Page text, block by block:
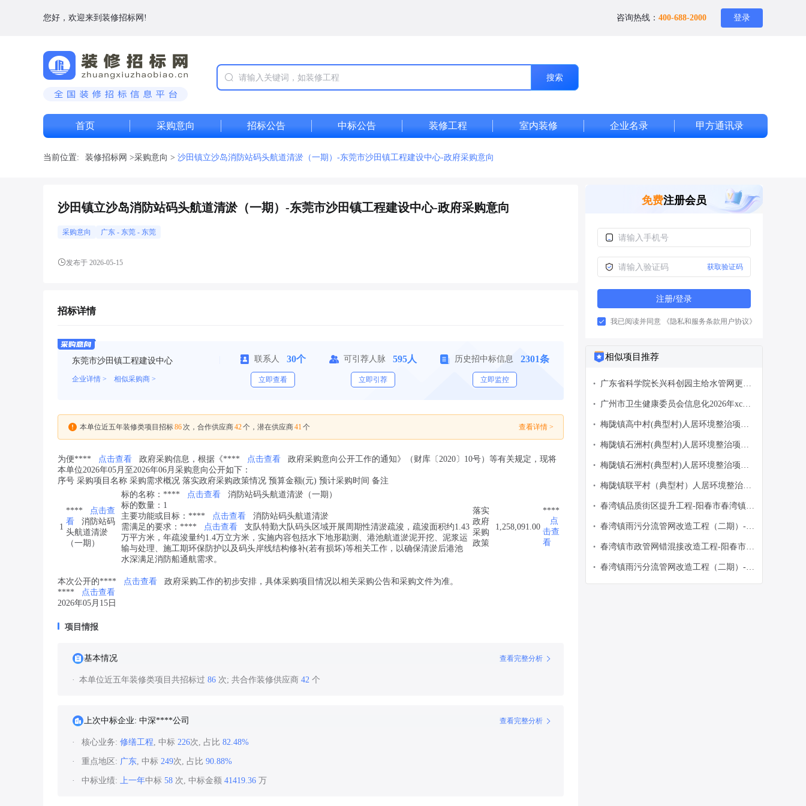
您好，欢迎来到装修招标网! 咨询热线： 400-688-2000 登录
搜索
首页 采购意向 招标公告 中标公告 装修工程 室内装修 企业名录 甲方通讯录
当前位置: 装修招标网 >采购意向 > 沙田镇立沙岛消防站码头航道清淤（一期）-东莞市沙田镇工程建设中心-政府采购意向
沙田镇立沙岛消防站码头航道清淤（一期）-东莞市沙田镇工程建设中心-政府采购意向
采购意向 广东 - 东莞 - 东莞
发布于 2026-05-15
招标详情
东莞市沙田镇工程建设中心
企业详情 > 相似采购商 >
联系人 30个
立即查看
可引荐人脉 595人
立即引荐
历史招中标信息 2301条
立即监控
本单位近五年装修类项目招标86 次，合作供应商42个，潜在供应商41 个 查看详情 >
为便**** 点击查看 政府采购信息，根据《**** 点击查看
政府采购意向公开工作的通知》（财库〔2020〕10号）等有关规定，现将
本单位2026年05月至2026年06月采购意向公开如下：
序号 采购项目名称 采购需求概况 落实政府采购政策情况 预算金额(元) 预计采购时间 备注
1
****
点击查
看
消防站码
头航道清淤
（一期）
标的名称：**** 点击查看
消防站码头航道清淤（一期）
标的数量：1
主要功能或目标：****
点击查看
消防站码头航道清淤
需满足的要求：****
点击查看
支队特勤大队码头区域开展周期性清淤疏浚，疏浚面积约1.43
万平方米，年疏浚量约1.4万立方米，实施内容包括水下地形勘测、港池航道淤泥开挖、泥浆运
输与处理、施工期环保防护以及码头岸线结构修补(若有损坏)等相关工作，以确保清淤后港池
水深满足消防船通航需求。
落实
政府
采购
政策
1,258,091.00
****
点
击查
看
本次公开的**** 点击查看
政府采购工作的初步安排，具体采购项目情况以相关采购公告和采购文件为准。
****
点击查看
2026年05月15日
项目情报
基本情况 查看完整分析
本单位近五年装修类项目共招标过 86 次; 共合作装修供应商 42 个
上次中标企业: 中深****公司 查看完整分析
核心业务: 修缮工程, 中标 226次, 占比 82.48%
重点地区: 广东, 中标 249次, 占比 90.88%
中标业绩: 上一年中标 58 次, 中标金额 41419.36 万
免费注册会员
获取验证码
注册/登录
我已阅读并同意 《隐私和服务条款用户协议》
相似项目推荐
•
广东省科学院长兴科创园主给水管网更新
•
广州市卫生健康委员会信息化2026年xc改
采购意向
• 梅陇镇高中村(典型村)人居环境整治项目-
• 梅陇镇石洲村(典型村)人居环境整治项目-
• 梅陇镇石洲村(典型村)人居环境整治项目-
• 梅陇镇联平村（典型村）人居环境整治项
• 春湾镇品质街区提升工程-阳春市春湾镇人
• 春湾镇雨污分流管网改造工程（二期）-阳
• 春湾镇市政管网错混接改造工程-阳春市春
• 春湾镇雨污分流管网改造工程（二期）-阳